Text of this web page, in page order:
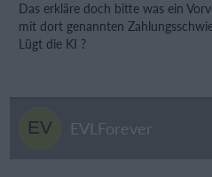
Das erkläre doch bitte was ein
mit dort genannten
Lügt die KI ?
EVLForever